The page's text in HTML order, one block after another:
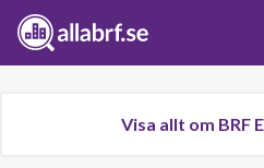
Visa allt om BRF